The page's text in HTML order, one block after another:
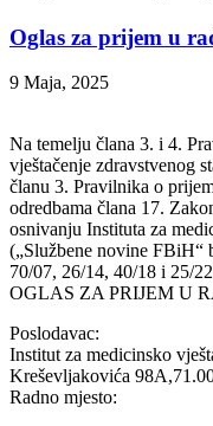
Oglas za prijem u
9 Maja, 2025
Na temelju člana 3. i 4.
vještačenje zdravstvenog
članu 3. Pravilnika o
odredbama člana 17.
osnivanju Instituta za
(„Službene novine FBiH“
70/07, 26/14, 40/18 i 25/
OGLAS ZA PRIJEM U
Poslodavac:
Institut za medicinsko
Kreševljakovića
Radno mjesto: